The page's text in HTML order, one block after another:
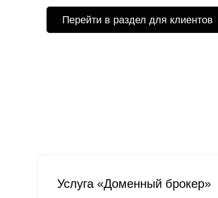
Перейти в раздел для клиентов
Услуга «Доменный брокер»